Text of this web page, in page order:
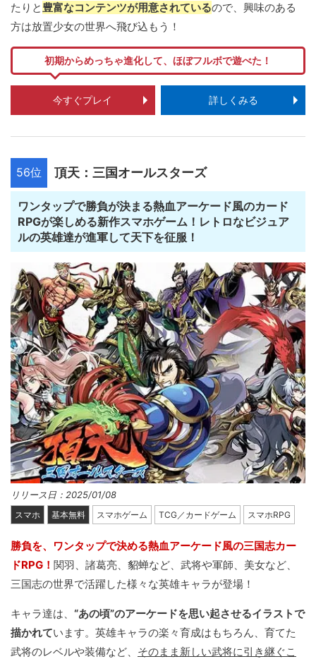
たりと豊富なコンテンツが用意されているので、興味のある
方は放置少女の世界へ飛び込もう！
初期からめっちゃ進化して、ほぼフルボで遊べた！
今すぐプレイ 詳しくみる
56位 頂天：三国オールスターズ
ワンタップで勝負が決まる熱血アーケード風のカード
RPGが楽しめる新作スマホゲーム！レトロなビジュア
ルの英雄達が進軍して天下を征服！
リリース日：2025/01/08
スマホ 基本無料 スマホゲーム TCG／カードゲーム スマホRPG
勝負を、ワンタップで決める熱血アーケード風の三国志カー
ドRPG！ 関羽、諸葛亮、貂蝉など、武将や軍師、美女など、
三国志の世界で活躍した様々な英雄キャラが登場！
キャラ達は、 “あの頃”のアーケードを思い起させるイラストで
描かれています。英雄キャラの楽々育成はもちろん、育てた
武将のレベルや装備など、 そのまま新しい武将に引き継ぐこ